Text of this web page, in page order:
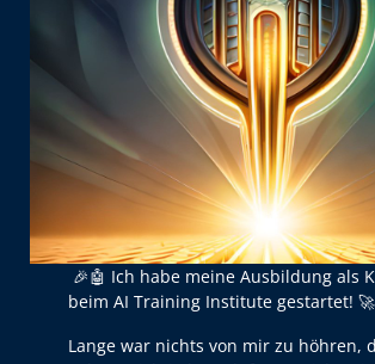
🎉🤖 Ich habe meine Ausbildung als
beim AI Training Institute gestartet!
Lange war nichts von mir zu höhren,